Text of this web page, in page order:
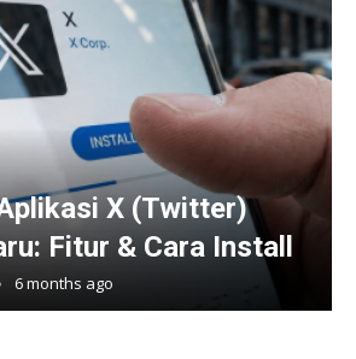
X (Twitter)
Fitur & Cara Install
6 months ago